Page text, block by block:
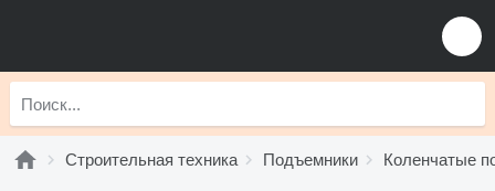
Строительная техника Подъемники Коленчатые